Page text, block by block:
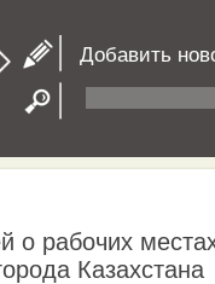
Добавить
о рабочих
Казахстана